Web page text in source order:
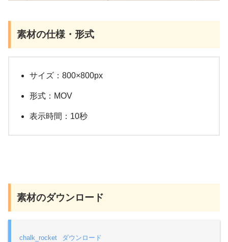
素材の仕様・形式
サイズ：800×800px
形式：MOV
表示時間：10秒
素材のダウンロード
chalk_rocket ダウンロード